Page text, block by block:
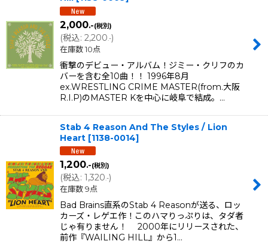
2,000.-(税別)
(税込: 2,200.-)
在庫数 10点
衝撃のデビュー・アルバム！ジミー・クリフのカ
バーを含む全10曲！！ 1996年8月
ex.WRESTLING CRIME MASTER(from.大阪
R.I.P)のMASTER Kを中心に岐阜で結成。…
Stab 4 Reason And The Styles / Lion
Heart [1138-0014]
1,200.-(税別)
(税込: 1,320.-)
在庫数 9点
Bad Brains直系のStab 4 Reasonが送る、ロッ
カーズ・レゲエ作！このハマりっぷりは、タダ者
じゃ有りません！ 2000年にリリースされた、
前作『WAILING HILL』から1…